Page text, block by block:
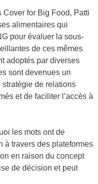
Cover for Big Food, Patti
alimentaires qui
pour évaluer la sous-
de ces mêmes
adoptés par diverses
sont devenues un
stratégie de relations
et de faciliter l’accès à
les mots ont de
à travers des plateformes
en raison du concept
de décision et peut